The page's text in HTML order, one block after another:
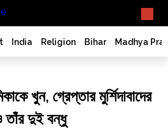
India Religion Bihar Madhya
খুন, গ্রেপ্তার মুর্শিদাবাদের
তাঁর দুই বন্ধু